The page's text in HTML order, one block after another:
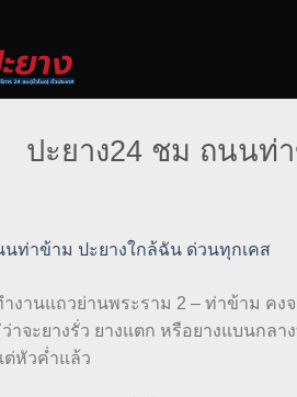
ปะยาง24 ชม ถนนท่
งานแถวย่านพระราม 2 – ท่าข้าม คง
จะยางรั่ว ยางแตก หรือยางแบนกล
หัวค่ำแล้ว